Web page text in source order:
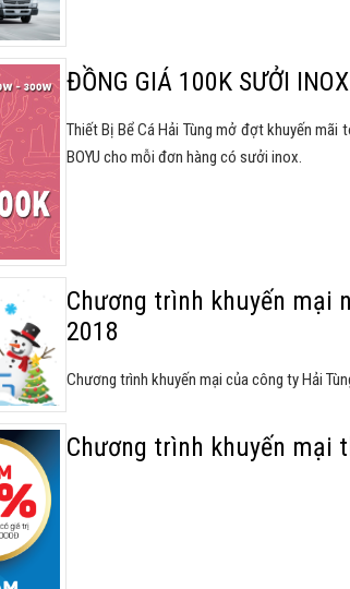
ĐỒNG GIÁ 100K SƯỞI
Thiết Bị Bể Cá Hải Tùng mở đợt khuyến mãi
BOYU cho mỗi đơn hàng có sưởi inox.
Chương trình khuyến mại
2018
Chương trình khuyến mại của công ty Hải
Chương trình khuyến mại